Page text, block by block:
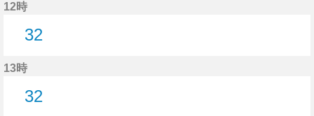
12時
32
13時
32